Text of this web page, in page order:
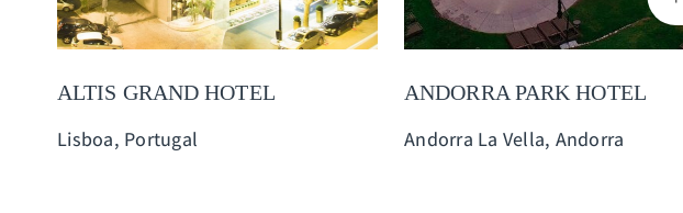
ALTIS GRAND HOTEL
Lisboa, Portugal
ANDORRA PARK HOTEL
Andorra La Vella, Andorra